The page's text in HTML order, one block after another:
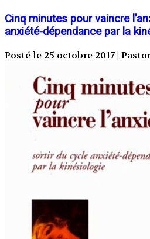
Cinq minutes pour vaincre
anxiété-dépendance par la
Posté le 25 octobre 2017 |